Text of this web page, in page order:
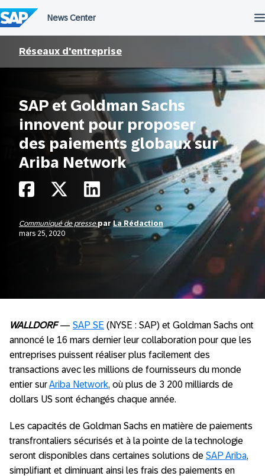
au
contenu
Réseaux d'entreprise
SAP et Goldman Sachs
innovent pour proposer
des paiements globaux sur
Ariba Network
Communiqué de presseparLa Rédaction
mars 25, 2020
WALLDORF— SAP SE (NYSE : SAP) et Goldman Sachs ont
annoncé le 16 mars dernier leur collaboration pour que les
entreprises puissent réaliser plus facilement des
transactions avec les millions de fournisseurs du monde
entier surAriba Network, où plus de 3 200 milliards de
dollars US sont échangés chaque année.
Les capacités de Goldman Sachs en matière de paiements
transfrontaliers sécurisés et à la pointe de la technologie
seront disponibles dans certaines solutions de SAP Ariba,
simplifiant et diminuant ainsi les frais des paiements en